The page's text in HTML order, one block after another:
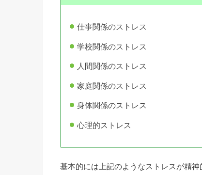
仕事関係のストレス
学校関係のストレス
人間関係のストレス
家庭関係のストレス
身体関係のストレス
心理的ストレス
基本的には上記のようなストレスが精